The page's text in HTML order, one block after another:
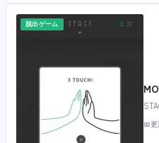
脱出ゲーム
📅更